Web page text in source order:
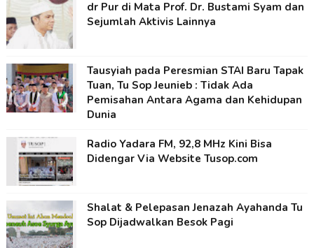
dr Pur di Mata Prof. Dr. Bustami Syam dan
Sejumlah Aktivis Lainnya
Tausyiah pada Peresmian STAI Baru Tapak
Tuan, Tu Sop Jeunieb : Tidak Ada
Pemisahan Antara Agama dan Kehidupan
Dunia
Radio Yadara FM, 92,8 MHz Kini Bisa
Didengar Via Website Tusop.com
Shalat & Pelepasan Jenazah Ayahanda Tu
Sop Dijadwalkan Besok Pagi